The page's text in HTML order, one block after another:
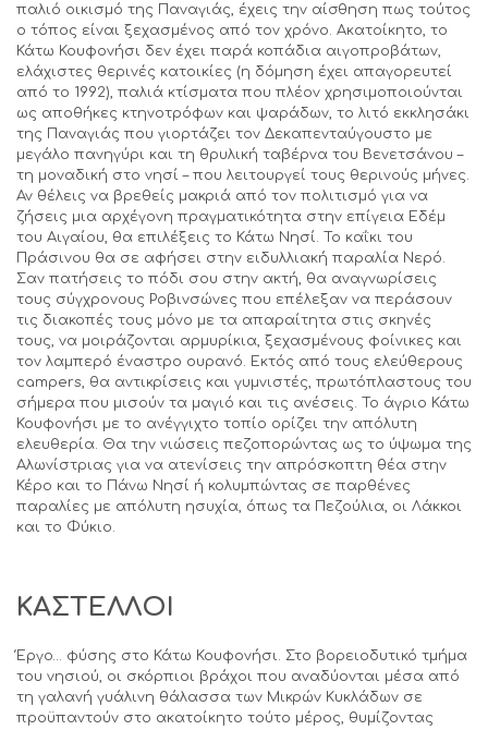
παλιό οικισμό της Παναγιάς, έχεις την αίσθηση πως τούτος
ο τόπος είναι ξεχασμένος από τον χρόνο. Ακατοίκητο, το
Κάτω Κουφονήσι δεν έχει παρά κοπάδια αιγοπροβάτων,
ελάχιστες θερινές κατοικίες (η δόμηση έχει απαγορευτεί
από το 1992), παλιά κτίσματα που πλέον χρησιμοποιούνται
ως αποθήκες κτηνοτρόφων και ψαράδων, το λιτό εκκλησάκι
της Παναγιάς που γιορτάζει τον Δεκαπενταύγουστο με
μεγάλο πανηγύρι και τη θρυλική ταβέρνα του Βενετσάνου –
τη μοναδική στο νησί – που λειτουργεί τους θερινούς μήνες.
Αν θέλεις να βρεθείς μακριά από τον πολιτισμό για να
ζήσεις μια αρχέγονη πραγματικότητα στην επίγεια Εδέμ
του Αιγαίου, θα επιλέξεις το Κάτω Νησί. Το καΐκι του
Πράσινου θα σε αφήσει στην ειδυλλιακή παραλία Νερό.
Σαν πατήσεις το πόδι σου στην ακτή, θα αναγνωρίσεις
τους σύγχρονους Ροβινσώνες που επέλεξαν να περάσουν
τις διακοπές τους μόνο με τα απαραίτητα στις σκηνές
τους, να μοιράζονται αρμυρίκια, ξεχασμένους φοίνικες και
τον λαμπερό έναστρο ουρανό. Εκτός από τους ελεύθερους
campers, θα αντικρίσεις και γυμνιστές, πρωτόπλαστους του
σήμερα που μισούν τα μαγιό και τις ανέσεις. Το άγριο Κάτω
Κουφονήσι με το ανέγγιχτο τοπίο ορίζει την απόλυτη
ελευθερία. Θα την νιώσεις πεζοπορώντας ως το ύψωμα της
Αλωνίστριας για να ατενίσεις την απρόσκοπτη θέα στην
Κέρο και το Πάνω Νησί ή κολυμπώντας σε παρθένες
παραλίες με απόλυτη ησυχία, όπως τα Πεζούλια, οι Λάκκοι
και το Φύκιο.
ΚΑΣΤΕΛΛΟΙ
Έργο… φύσης στο Κάτω Κουφονήσι. Στο βορειοδυτικό τμήμα
του νησιού, οι σκόρπιοι βράχοι που αναδύονται μέσα από
τη γαλανή γυάλινη θάλασσα των Μικρών Κυκλάδων σε
προϋπαντούν στο ακατοίκητο τούτο μέρος, θυμίζοντας